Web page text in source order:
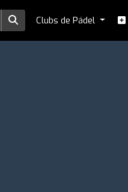
Clubs de Pádel